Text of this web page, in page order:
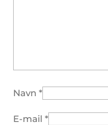
Navn*
E-mail*